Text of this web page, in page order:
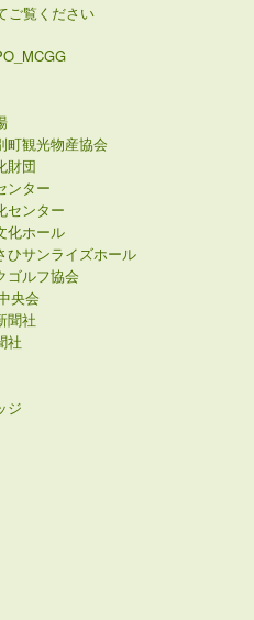
ご覧ください
町観光物産協会
財団
ンター
センター
化ホール
ひサンライズホール
ゴルフ協会
央会
聞社
社
ジ